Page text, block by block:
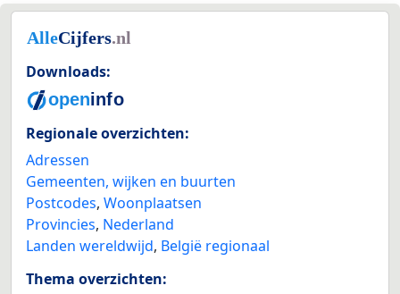
Downloads:
Regionale overzichten:
Adressen
Gemeenten, wijken en buurten
Postcodes, Woonplaatsen
Provincies, Nederland
Landen wereldwijd, België regionaal
Thema overzichten: